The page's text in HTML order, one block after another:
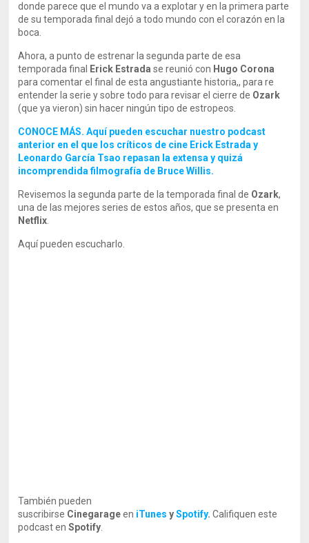
donde parece que el mundo va a explotar y en la primera parte
de su temporada final dejó a todo mundo con el corazón en la
boca.
Ahora, a punto de estrenar la segunda parte de esa
temporada final
Erick Estrada se reunió con Hugo Corona
para comentar el final de esta angustiante historia,, para re
entender la serie y sobre todo para revisar el cierre de Ozark
(que ya vieron) sin hacer ningún tipo de estropeos.
CONOCE MÁS. Aquí pueden escuchar nuestro podcast
anterior en el que los críticos de cine Erick Estrada y
Leonardo García Tsao repasan la extensa y quizá
incomprendida filmografía de Bruce Willis.
Revisemos la segunda parte de la temporada final de Ozark,
una de las mejores series de estos años, que se presenta en
Netflix
Aquí pueden escucharlo.
También pueden
suscribirse Cinegarageen iTunes ySpotify. Califiquen este
podcast enSpotify